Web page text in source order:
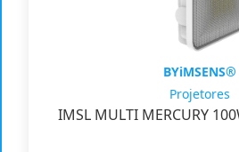
BYiMSENS®
Projetores
IMSL MULTI MERCURY